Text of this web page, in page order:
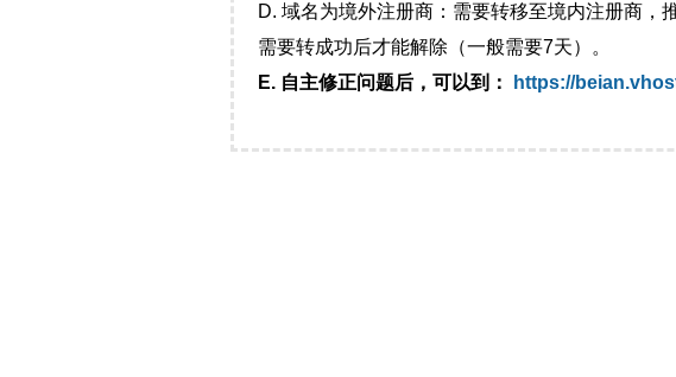
D. 域名为境外注册商：需要转移至境内注册商，
需要转成功后才能解除（一般需要7天）。
E. 自主修正问题后，可以到：
https://